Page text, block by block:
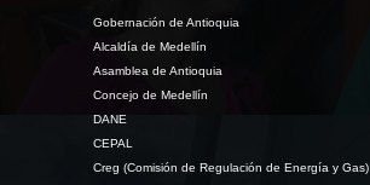
Gobernación de Antioquia
Alcaldía de Medellín
Asamblea de Antioquia
Concejo de Medellín
DANE
CEPAL
Creg (Comisión de Regulación de Energía y Gas)